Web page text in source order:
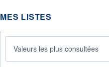
MES LISTES
Valeurs les plus consultées